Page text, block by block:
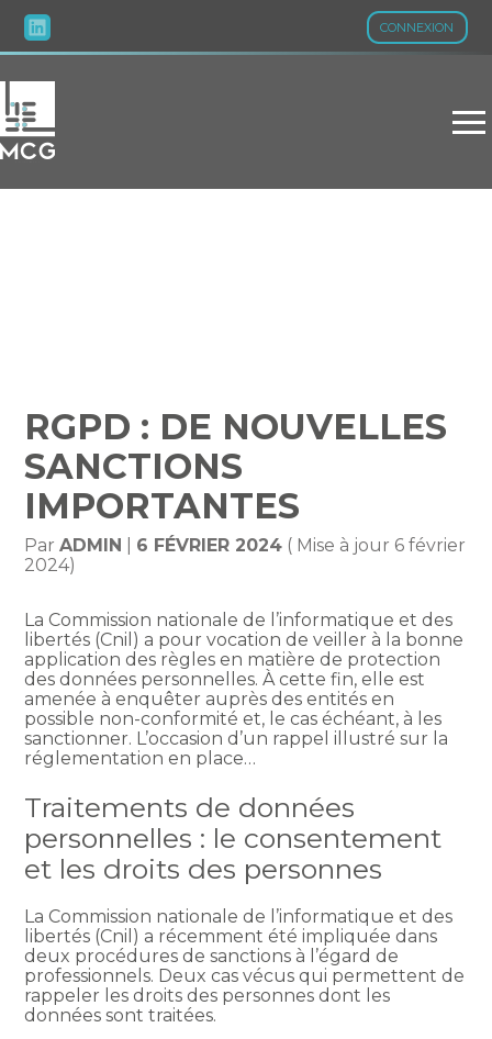
CONNEXION
Aller
au
RGPD : DE NOUVELLES
SANCTIONS
IMPORTANTES
ParADMIN 6 FÉVRIER 2024 ( Mise à jour 6 février
2024)
La Commission nationale de l’informatique et des
libertés (Cnil) a pour vocation de veiller à la bonne
application des règles en matière de protection
des données personnelles. À cette fin, elle est
amenée à enquêter auprès des entités en
possible non-conformité et, le cas échéant, à les
sanctionner. L’occasion d’un rappel illustré sur la
réglementation en place…
Traitements de données
personnelles : le consentement
et les droits des personnes
La Commission nationale de l’informatique et des
libertés (Cnil) a récemment été impliquée dans
deux procédures de sanctions à l’égard de
professionnels. Deux cas vécus qui permettent de
rappeler les droits des personnes dont les
données sont traitées.